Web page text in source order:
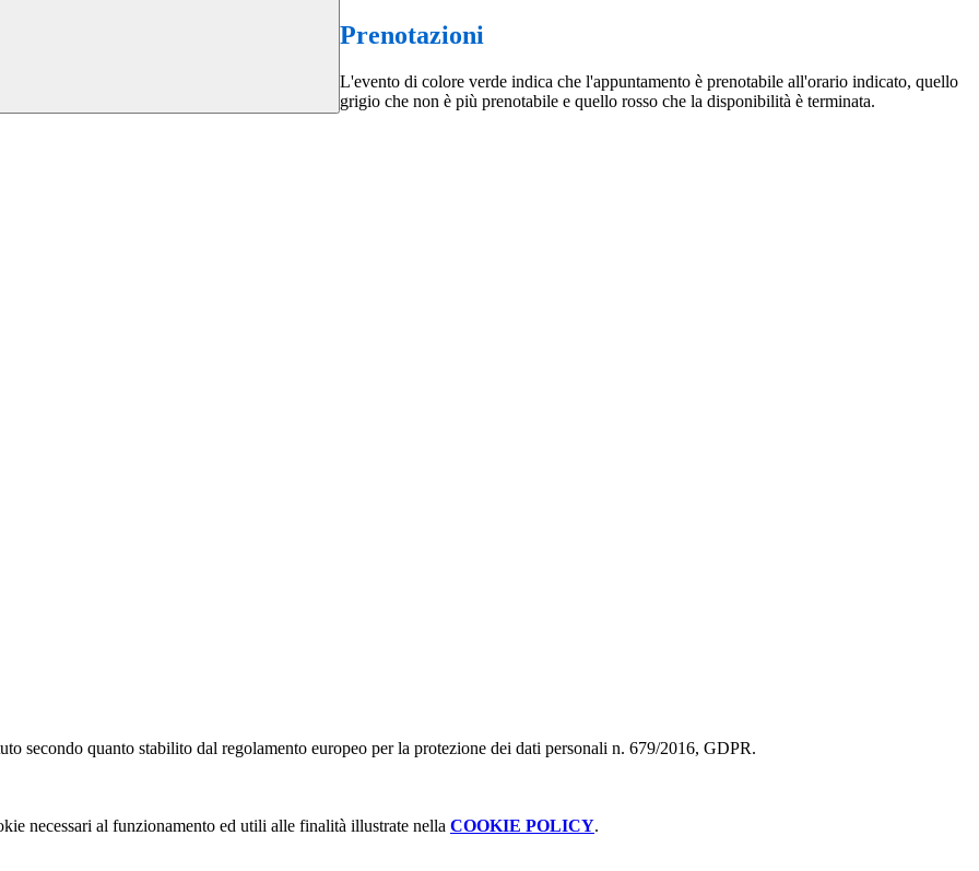
Prenotazioni
L'evento di colore verde indica che l'appuntamento è prenotabile all'orario indicato, quello
grigio che non è più prenotabile e quello rosso che la disponibilità è terminata.
secondo quanto stabilito dal regolamento europeo per la protezione dei dati personali n. 679/2016, GDPR.
necessari al funzionamento ed utili alle finalità illustrate nella COOKIE POLICY.